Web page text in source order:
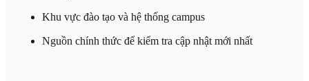
Khu vực đào tạo và hệ thống campus
Nguồn chính thức để kiểm tra cập nhật mới nhất